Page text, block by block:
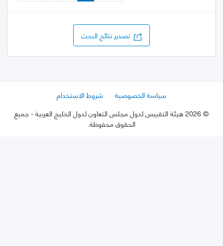
تصدير نتائج البحث
سياسة الخصوصية
شروط الاستخدام
©2026 هيئة التقييس لدول مجلس التعاون لدول الخليج العربية
- جميع
الحقوق محفوظة.